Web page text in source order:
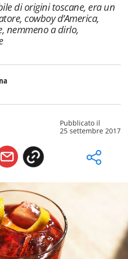
di origini toscane, era un
cowboy d’America,
nemmeno a dirlo,
Pubblicato il
25 settembre 2017